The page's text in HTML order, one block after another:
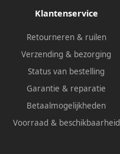
Klantenservice
Retourneren & ruilen
Verzending & bezorging
Status van bestelling
Garantie & reparatie
Betaalmogelijkheden
Voorraad & beschikbaarheid